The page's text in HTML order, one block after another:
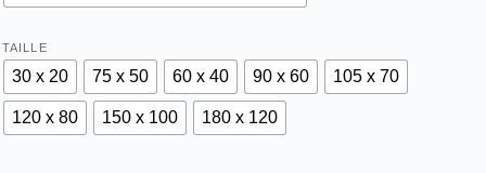
TAILLE
30 x 20 75 x 50 60 x 40 90 x 60 105 x 70
120 x 80 150 x 100 180 x 120